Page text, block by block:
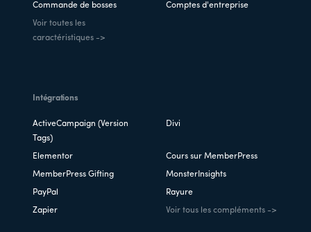
Commande de bosses Comptes d'entreprise
Voir toutes les
caractéristiques ->
Intégrations
ActiveCampaign (Version
Tags)
Divi
Elementor Cours sur MemberPress
MemberPress Gifting MonsterInsights
PayPal Rayure
Zapier Voir tous les compléments ->